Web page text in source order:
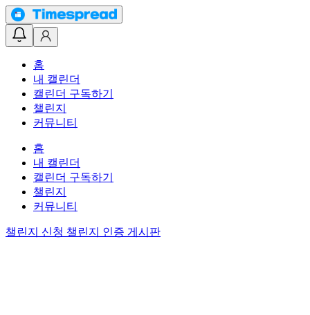
홈
내 캘린더
캘린더 구독하기
챌린지
커뮤니티
홈
내 캘린더
캘린더 구독하기
챌린지
커뮤니티
챌린지 신청 챌린지 인증 게시판